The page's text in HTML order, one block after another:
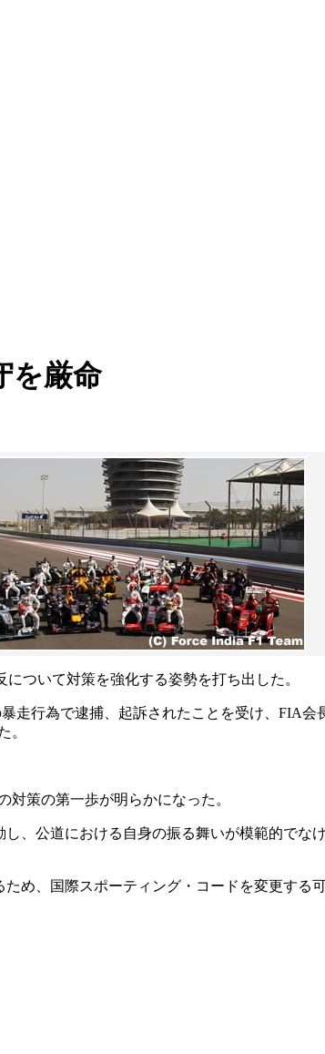
を厳命
ついて対策を強化する姿勢を打ち出した。
走行為で逮捕、起訴されたことを受け、FIA
。
策の第一歩が明らかになった。
、公道における自身の振る舞いが模範的で
め、国際スポーティング・コードを変更する